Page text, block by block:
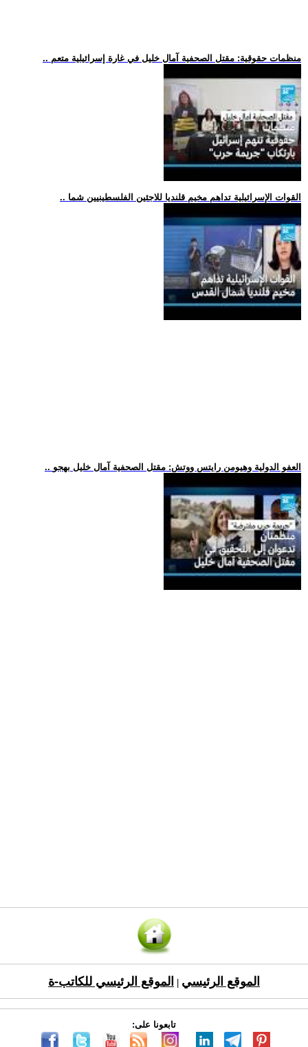
.. منظمات حقوقية: مقتل الصحفية آمال خليل في غارة إسرائيلية متعم
.. القوات الإسرائيلية تداهم مخيم قلنديا للاجئين الفلسطينيين شما
.. العفو الدولية وهيومن رايتس ووتش: مقتل الصحفية آمال خليل بهجو
الموقع الرئيسي الموقع الرئيسي للكاتب-ة
تابعونا على: